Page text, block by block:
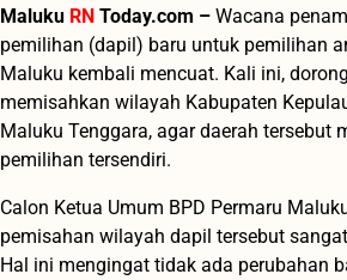
Maluku RN Today.com – Wacana
pemilihan (dapil) baru untuk pemilihan
Maluku kembali mencuat. Kali ini,
memisahkan wilayah Kabupaten
Maluku Tenggara, agar daerah tersebut
pemilihan tersendiri.
Calon Ketua Umum BPD Permaru
pemisahan wilayah dapil tersebut
Hal ini mengingat tidak ada perubahan